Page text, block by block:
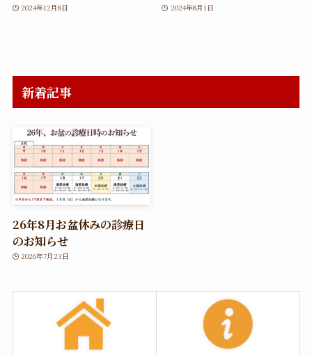
2024年12月8日 2024年8月1日
新着記事
26年8月お盆休みの診療日
のお知らせ
2026年7月23日